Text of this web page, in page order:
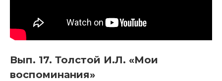
Вып. 17. Толстой И.Л. «Мои
воспоминания»